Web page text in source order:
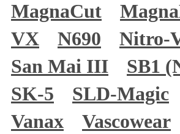
MagnaCut
VX
N690
Nitro-
San Mai III
SB1
SK-5
SLD-Magic
Vanax
Vascowear